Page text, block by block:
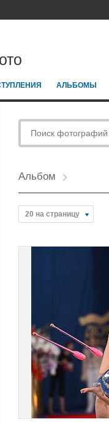
АЛЬБОМЫ
Альбом
20 на страницу